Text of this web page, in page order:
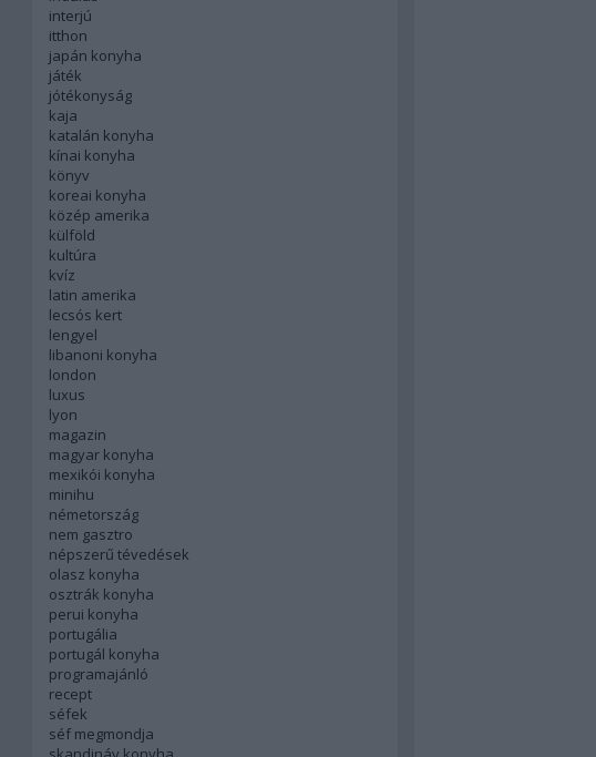
interjú
itthon
japán konyha
játék
jótékonyság
kaja
katalán konyha
kínai konyha
könyv
koreai konyha
közép amerika
külföld
kultúra
kvíz
latin amerika
lecsós kert
lengyel
libanoni konyha
london
luxus
lyon
magazin
magyar konyha
mexikói konyha
minihu
németország
nem gasztro
népszerű tévedések
olasz konyha
osztrák konyha
perui konyha
portugália
portugál konyha
programajánló
recept
séfek
séf megmondja